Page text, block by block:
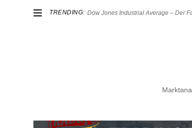
TRENDING: Dow Jones Industrial Average – Der